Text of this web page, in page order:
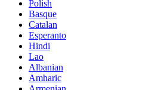
Polish
Basque
Catalan
Esperanto
Hindi
Lao
Albanian
Amharic